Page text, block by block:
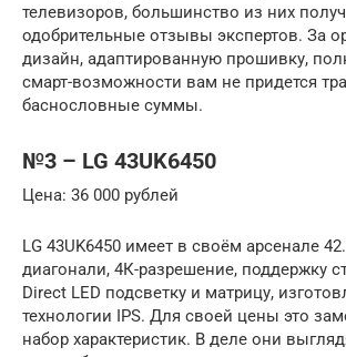
телевизоров, большинство из них
одобрительные отзывы экспертов. За
дизайн, адаптированную прошивку,
смарт-возможности вам не придется
баснословные суммы.
№3 – LG 43UK6450
Цена: 36 000 рублей
LG 43UK6450 имеет в своём арсенале
диагонали, 4К-разрешение, поддержку
Direct LED подсветку и матрицу,
технологии IPS. Для своей цены это
набор характеристик. В деле они